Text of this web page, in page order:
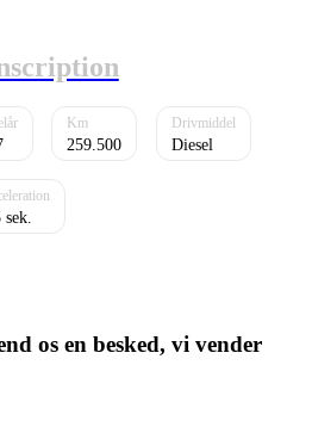
259.500 Diesel
os en besked, vi vender